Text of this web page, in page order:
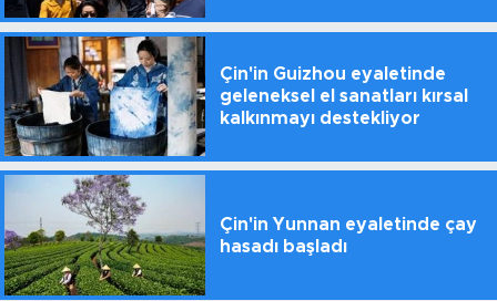
Çin'in Guizhou eyaletinde
geleneksel el sanatları kırsal
kalkınmayı destekliyor
Çin'in Yunnan eyaletinde çay
hasadı başladı